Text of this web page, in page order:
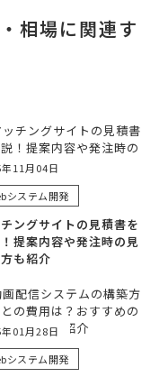
相場に関連す
11月04日
システム開発
ングサイトの見積書を
提案内容や発注時の見
も紹介
01月28日
システム開発